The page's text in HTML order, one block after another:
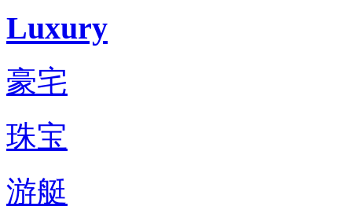
Luxury
豪宅
珠宝
游艇